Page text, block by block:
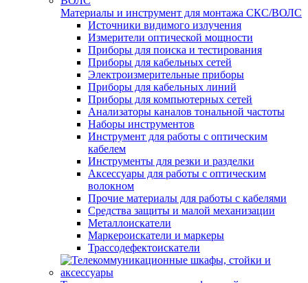
Материалы и инструмент для монтажа СКС/ВОЛС
Источники видимого излучения
Измерители оптической мощности
Приборы для поиска и тестирования
Приборы для кабельных сетей
Электроизмерительные приборы
Приборы для кабельных линий
Приборы для компьютерных сетей
Анализаторы каналов тональной частоты
Наборы инструментов
Инструмент для работы с оптическим
кабелем
Инструменты для резки и разделки
Аксессуары для работы с оптическим
волокном
Прочие материалы для работы с кабелями
Средства защиты и малой механизации
Металлоискатели
Маркероискатели и маркеры
Трассодефектоискатели